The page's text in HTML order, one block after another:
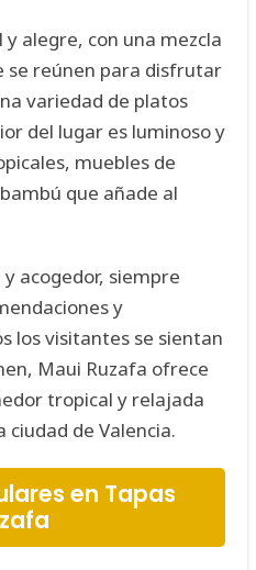
alegre, con una mezcla
se reúnen para disfrutar
variedad de platos
del lugar es luminoso y
muebles de
que añade al
acogedor, siempre
y
los visitantes se sientan
Maui Ruzafa ofrece
tropical y relajada
ciudad de Valencia.
en Tapas